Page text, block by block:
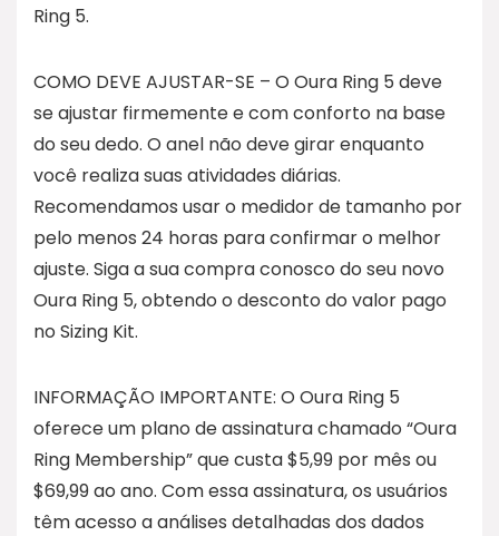
Ring 5.
COMO DEVE AJUSTAR-SE – O Oura Ring 5 deve
se ajustar firmemente e com conforto na base
do seu dedo. O anel não deve girar enquanto
você realiza suas atividades diárias.
Recomendamos usar o medidor de tamanho por
pelo menos 24 horas para confirmar o melhor
ajuste. Siga a sua compra conosco do seu novo
Oura Ring 5, obtendo o desconto do valor pago
no Sizing Kit.
INFORMAÇÃO IMPORTANTE: O Oura Ring 5
oferece um plano de assinatura chamado “Oura
Ring Membership” que custa $5,99 por mês ou
$69,99 ao ano. Com essa assinatura, os usuários
têm acesso a análises detalhadas dos dados